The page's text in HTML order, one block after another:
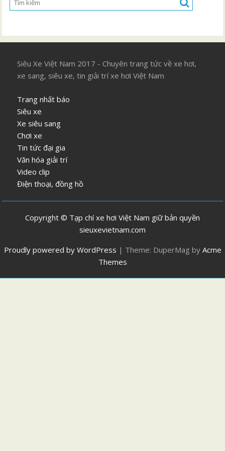
Siêu Xe Việt Nam 2017 - Chuyên trang tức về xe hơi,
xe sang, siêu xe, tin giải trí xe hơi Việt Nam
Trang nhất báo
Siêu xe
Xe siêu sang
Chơi xe
Tin tức đại gia
Văn hóa giải trí
Video clip
Điện thoại, đồng hồ
Copyright © Tạp chí xe hơi Việt Nam giữ bản quyền
sieuxevietnam.com
Proudly powered by WordPress | Theme: DuperMag by Acme
Themes